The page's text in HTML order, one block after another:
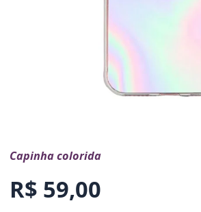
Capinha colorida
R$ 59,00